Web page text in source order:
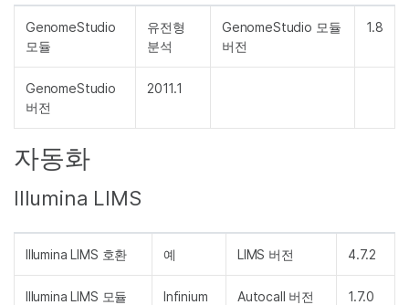
GenomeStudio
모듈
유전형
분석
GenomeStudio 모듈
버전
1.8
GenomeStudio
버전
2011.1
자동화
Illumina LIMS
Illumina LIMS 호환 예 LIMS 버전 4.7.2
Illumina LIMS 모듈 Infinium Autocall 버전 1.7.0